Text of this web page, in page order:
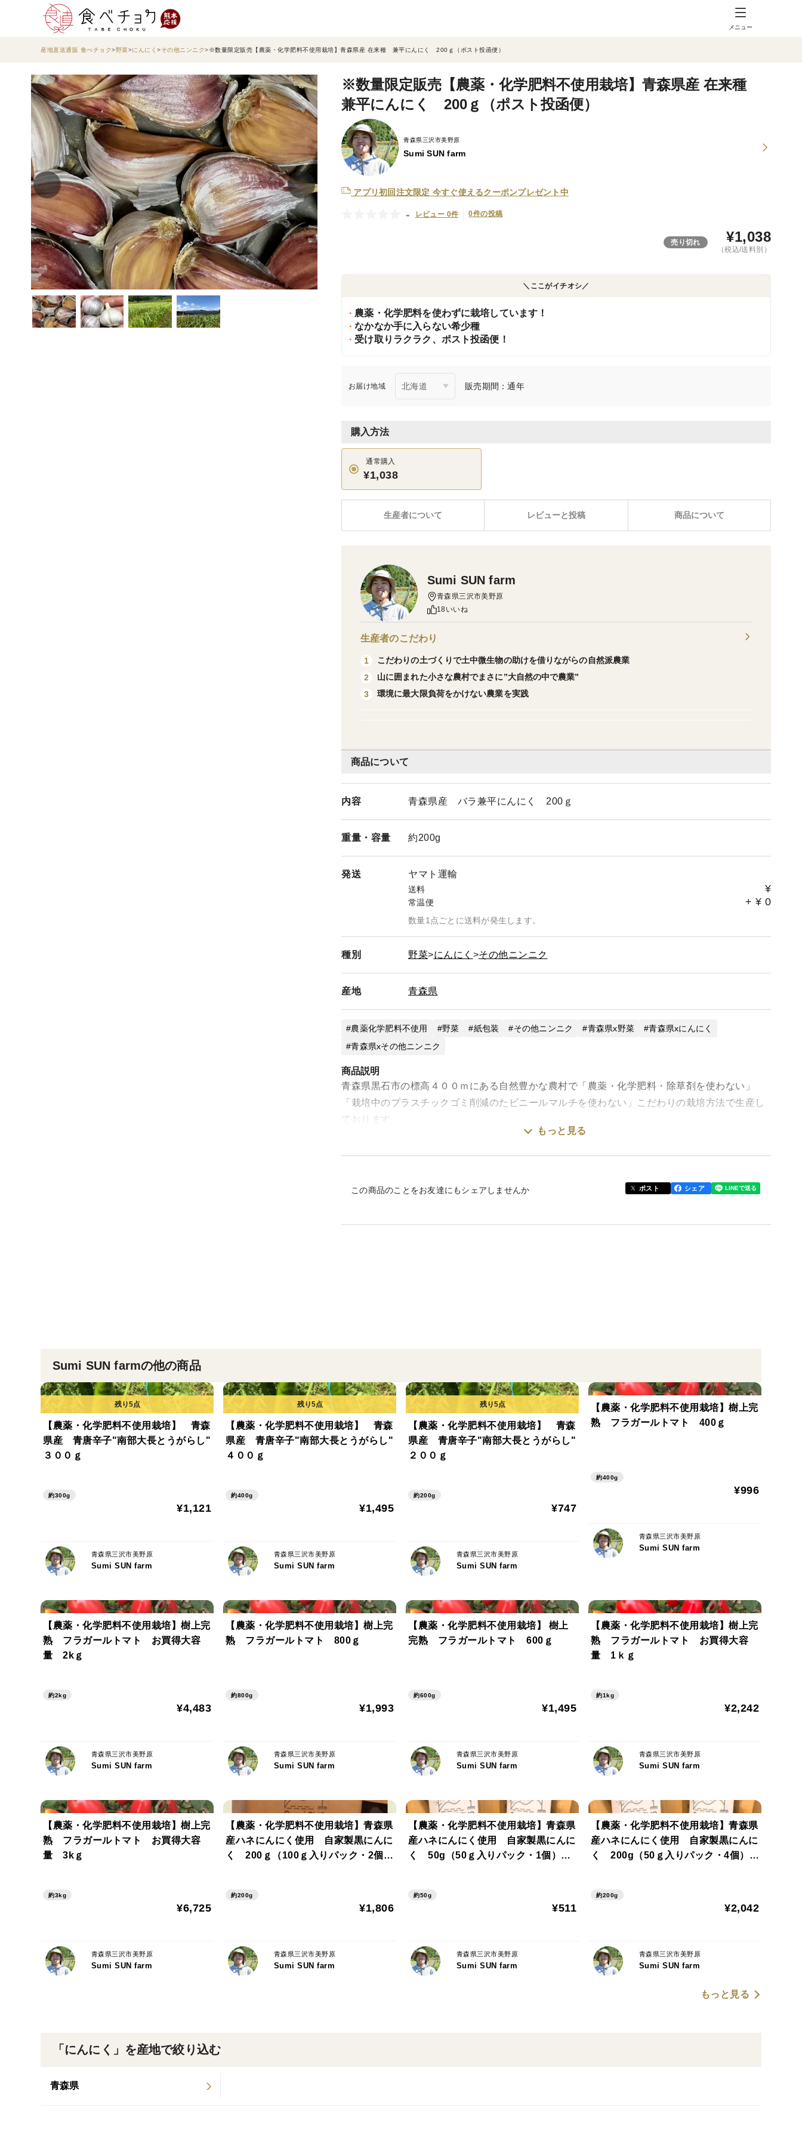
メニュー
産地直送通販 食べチョク 野菜 にんにく その他ニンニク ※数量限定販売【農薬・化学肥料不使用栽培】青森県産 在来種 兼平にんにく 200ｇ（ポスト投函便）
※数量限定販売【農薬・化学肥料不使用栽培】青森県産 在来種
兼平にんにく 200ｇ（ポスト投函便）
青森県三沢市美野原
Sumi SUN farm
アプリ初回注文限定 今すぐ使えるクーポンプレゼント中
- レビュー 0件 0件の投稿
売り切れ ¥1,038
（税込/送料別）
＼ここがイチオシ／
農薬・化学肥料を使わずに栽培しています！
なかなか手に入らない希少種
受け取りラクラク、ポスト投函便！
お届け地域 販売期間：通年
購入方法
通常購入
¥1,038
レビューと投稿 商品について
生産者について
商品について
内容 青森県産 バラ兼平にんにく 200ｇ
重量・ 容量 約200g
発送 ヤマト運輸
送料 ¥
常温便 + ¥ 0
数量1点ごとに送料が発生します。
種別 野菜 にんにく その他ニンニク
産地 青森県
農薬化学肥料不使用 野菜 紙包装 その他ニンニク 青森県x野菜
青森県xにんにく
青森県xその他ニンニク
商品説明
青森県黒石市の標高４００ｍにある自然豊かな農村で「農薬・化学肥料・除草剤を使わない」
「栽培中のプラスチックゴミ削減のたビニールマルチを使わない」こだわりの栽培方法で生産し
ております。
手間をたくさんかけて、日々自然と格闘してます。
当園のにんにくは準高冷地の涼しい環境で育ったため小ぶりですが、にんにくの風味はしっかり
常温便にて発送いたします。
もっと見る
この商品のことをお友達にもシェアしませんか ポスト シェア
Sumi SUN farm
青森県三沢市美野原
18いいね
生産者のこだわり
1
こだわりの土づくりで土中微生物の助けを借りながらの自然派農業
2
山に囲まれた小さな農村でまさに”大自然の中で農業”
3
環境に最大限負荷をかけない農業を実践
「にんにく」を産地で絞り込む
青森県
Sumi SUN farmの他の商品
【農薬・化学肥料不使用栽培】 青森
県産 青唐辛子"南部大長とうがらし"
３００ｇ
約300g
¥1,121
青森県三沢市美野原
Sumi SUN farm
【農薬・化学肥料不使用栽培】 青森
県産 青唐辛子"南部大長とうがらし"
４００ｇ
約400g
¥1,495
青森県三沢市美野原
Sumi SUN farm
【農薬・化学肥料不使用栽培】 青森
県産 青唐辛子"南部大長とうがらし"
２００ｇ
約200g
¥747
青森県三沢市美野原
Sumi SUN farm
【農薬・化学肥料不使用栽培】樹上完
熟 フラガールトマト 400ｇ
約400g
¥996
青森県三沢市美野原
Sumi SUN farm
【農薬・化学肥料不使用栽培】樹上完
熟 フラガールトマト お買得大容
量 2kｇ
約2kg
¥4,483
青森県三沢市美野原
Sumi SUN farm
【農薬・化学肥料不使用栽培】樹上完
熟 フラガールトマト 800ｇ
約800g
¥1,993
青森県三沢市美野原
Sumi SUN farm
【農薬・化学肥料不使用栽培】 樹上
完熟 フラガールトマト 600ｇ
約600g
¥1,495
青森県三沢市美野原
Sumi SUN farm
【農薬・化学肥料不使用栽培】樹上完
熟 フラガールトマト お買得大容
量 1ｋｇ
約1kg
¥2,242
青森県三沢市美野原
Sumi SUN farm
【農薬・化学肥料不使用栽培】樹上完
熟 フラガールトマト お買得大容
量 3kｇ
約3kg
¥6,725
青森県三沢市美野原
Sumi SUN farm
【農薬・化学肥料不使用栽培】青森県
産ハネにんにく使用 自家製黒にんに
く 200ｇ（100ｇ入りパック・2個）
約200g
¥1,806
青森県三沢市美野原
Sumi SUN farm
【農薬・化学肥料不使用栽培】青森県
産ハネにんにく使用 自家製黒にんに
く 50g（50ｇ入りパック・1個）
約50g
¥511
青森県三沢市美野原
Sumi SUN farm
【農薬・化学肥料不使用栽培】青森県
産ハネにんにく使用 自家製黒にんに
く 200g（50ｇ入りパック・4個）
約200g
¥2,042
青森県三沢市美野原
Sumi SUN farm
もっと見る